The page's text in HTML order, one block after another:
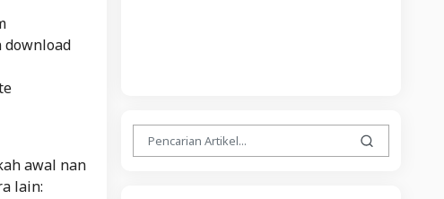
download
awal nan
lain: